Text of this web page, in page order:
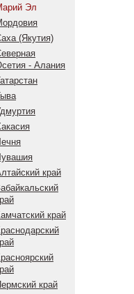
Эл
(Якутия)
- Алания
край
край
край